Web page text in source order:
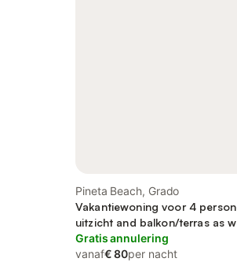
Pineta Beach, Grado
Vakantiewoning voor 4
uitzicht and balkon/terras as
uitzicht op zee
Gratis annulering
vanaf€ 80per nacht